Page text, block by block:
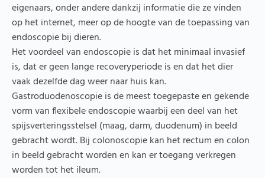
eigenaars, onder andere dankzij informatie die ze vinden
op het internet, meer op de hoogte van de toepassing van
endoscopie bij dieren.
Het voordeel van endoscopie is dat het minimaal invasief
is, dat er geen lange recoveryperiode is en dat het dier
vaak dezelfde dag weer naar huis kan.
Gastroduodenoscopie is de meest toegepaste en gekende
vorm van flexibele endoscopie waarbij een deel van het
spijsverteringsstelsel (maag, darm, duodenum) in beeld
gebracht wordt. Bij colonoscopie kan het rectum en colon
in beeld gebracht worden en kan er toegang verkregen
worden tot het ileum.